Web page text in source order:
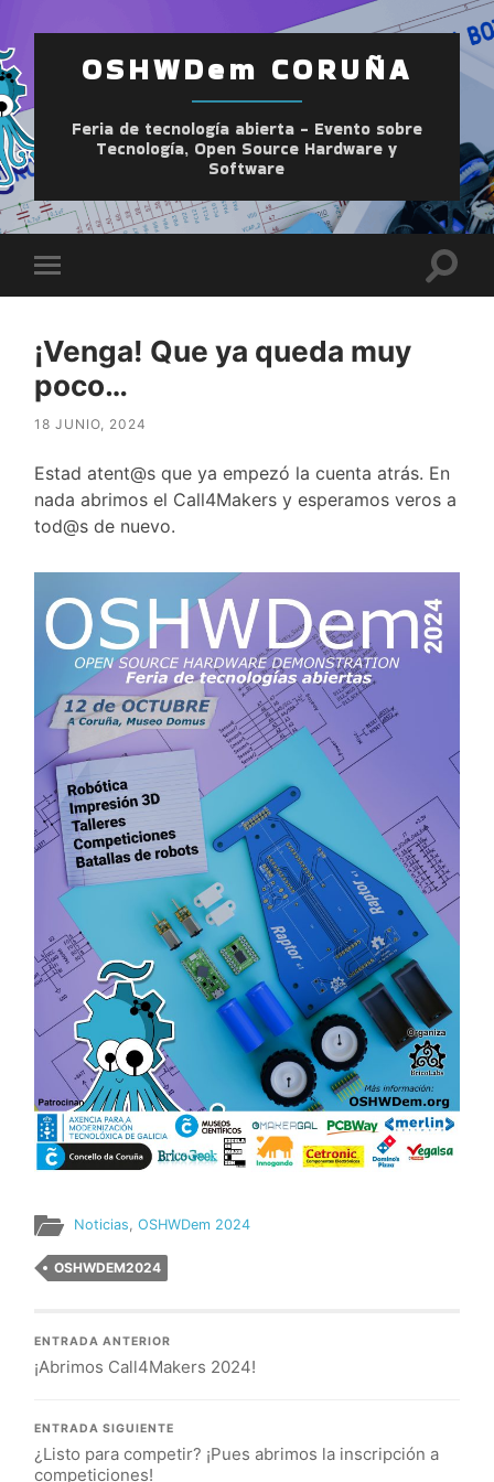
OSHWDem CORUÑA
Feria de tecnología abierta - Evento sobre
Tecnología, Open Source Hardware y
Software
el
móvil
¡Venga! Que ya queda muy
poco…
18 JUNIO, 2024
Estad atent@s que ya empezó la cuenta atrás. En
nada abrimos el Call4Makers y esperamos veros a
tod@s de nuevo.
Noticias,OSHWDem 2024
OSHWDEM2024
ENTRADA ANTERIOR
¡Abrimos Call4Makers 2024!
ENTRADA SIGUIENTE
¿Listo para competir? ¡Pues abrimos la inscripción a
competiciones!